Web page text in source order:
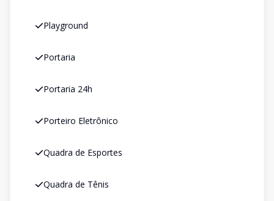
Playground
Portaria
Portaria 24h
Porteiro Eletrônico
Quadra de Esportes
Quadra de Tênis